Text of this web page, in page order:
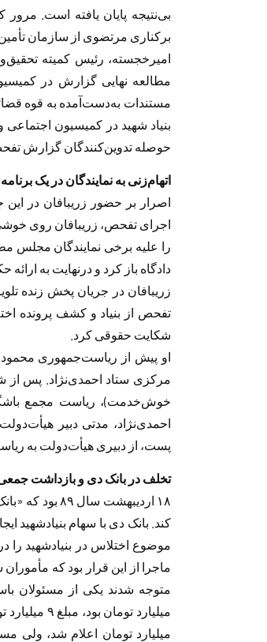
بی‌نتیجه پایان یافته است. مرور
برکناری مرتضوی از سازمان تأمین اجتماعی، او ١۵٠ امضا در حمایت
امیرخجسته، رئیس کمیته
مطالعه نهایی گزارش در
مستندات به‌دست‌آمده به قوه
بنیاد شهید در کمیسیون
حوصله تدوین‌کنندگان گزارش
اتهام‌زنی به نمایندگان در یک
اصرار بر حضور زریبافان در
اجرای تفحص، زریبافان روی خوشی
را علیه برخی نمایندگان مجلس
دادگاه باز کرد و درنهایت به
زریبافان در جریان پخش زنده
تفحص از بنیاد و کشف پرونده
شکایت حقوقی کرد.
مرکزی ستاد احمدی‌نژاد. پس از
‌خوش‌‌خدمت)، ریاست مجمع
احمدی‌نژاد، مدتی دبیر
پست، از دبیری هیأت‌دولت به
تخلف در بانک دی و بازداشت
١٨ اردیبهشت‌
کند. بانک دی با سهام بنیادشهید
ماجرا از این قرار بود که
متوجه شدند یکی از مسئولان
میلیارد تومان اعلام شد، ولی